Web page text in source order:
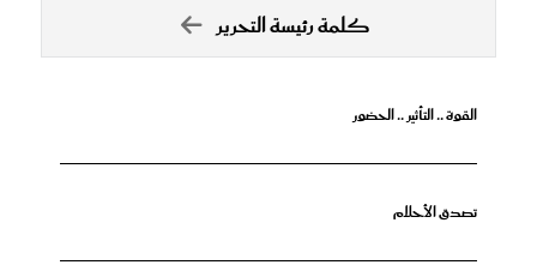
كلمة رئيسة التحرير
القوة .. التأثير .. الحضور
تصدق الأحلام